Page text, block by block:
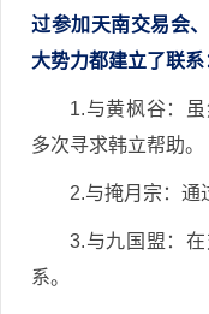
过参加天南交易会
大势力都建立了联系
1.与黄枫谷：
多次寻求韩立帮助。
2.与掩月宗：通
3.与九国盟：
系。